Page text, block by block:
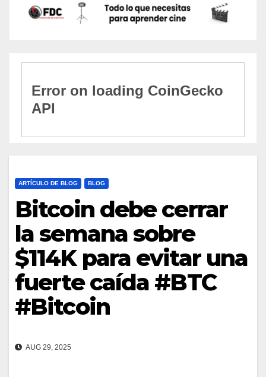
ARTÍCULO DE BLOG BLOG
Bitcoin debe cerrar
la semana sobre
$114K para evitar una
fuerte caída #BTC
#Bitcoin
AUG 29, 2025